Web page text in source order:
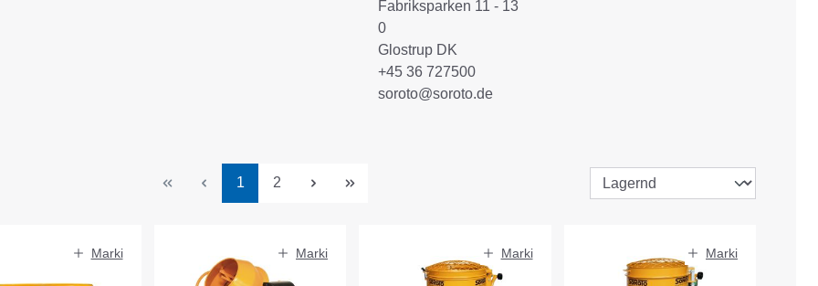
Fabriksparken 11 - 13
0
Glostrup DK
+45 36 727500
soroto@soroto.de
Strona
1 Strona
2
Marki Marki Marki Marki